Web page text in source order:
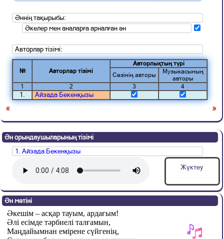
Әннің тақырыбы:
Әкелер мен аналарға арналған ән
Авторлар тізімі:
№ Авторлар тізімі
Авторлықтың түрі
Сөзінің авторы
Музыкасының
авторы
1
2 3 4
1. Айзада Бекенқызы
« »
Ән орындаушыларының тізімі
1. Айзада Бекенқызы
Жүктеу
Ән мәтіні
Әкешім – асқар тауым, ардағым!
Әлі есімде тəрбиелі талғамын,
Маңдайымнан емірене сүйгенің,